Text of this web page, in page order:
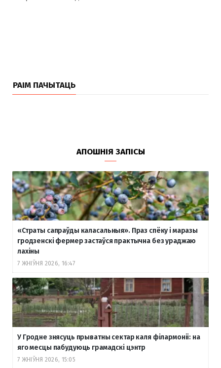
РАІМ ПАЧЫТАЦЬ
АПОШНІЯ ЗАПІСЫ
«Страты сапраўды каласальныя». Праз спёку і маразы
гродзенскі фермер застаўся практычна без ураджаю
лахіны
7 ЖНІЎНЯ 2026, 16:47
У Гродне знясуць прыватны сектар каля філармоніі: на
яго месцы пабудуюць грамадскі цэнтр
7 ЖНІЎНЯ 2026, 15:05